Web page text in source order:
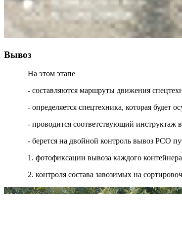
Вывоз
На этом этапе
- составляются маршруты движения
- определяется спецтехника, которая
- проводится соответствующий инструктаж
- берется на двойной контроль вывоз РСО
1. фотофиксации вывоза каждого
2. контроля состава завозимых на